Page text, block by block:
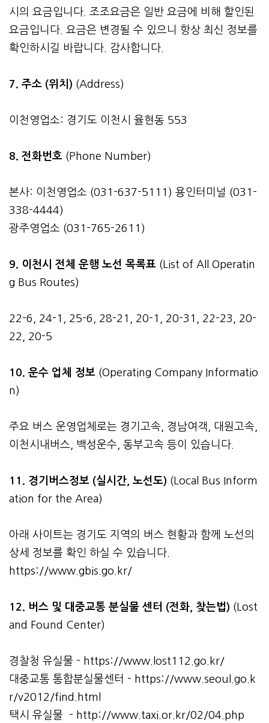
시의 요금입니다. 조조요금은 일반 요금에 비해 할인된
요금입니다. 요금은 변경될 수 있으니 항상 최신 정보를
확인하시길 바랍니다. 감사합니다.
7. 주소 (위치) (Address)
이천영업소: 경기도 이천시 율현동 553
8. 전화번호 (Phone Number)
본사: 이천영업소 (031-637-5111) 용인터미널 (031-
338-4444)
광주영업소 (031-765-2611)
9. 이천시 전체 운행 노선 목록표 (List of All Operatin
g Bus Routes)
22-6, 24-1, 25-6, 28-21, 20-1, 20-31, 22-23, 20-
22, 20-5
10. 운수 업체 정보 (Operating Company Informatio
n)
주요 버스 운영업체로는 경기고속, 경남여객, 대원고속,
이천시내버스, 백성운수, 동부고속 등이 있습니다.
11. 경기버스정보 (실시간, 노선도) (Local Bus Inform
ation for the Area)
아래 사이트는 경기도 지역의 버스 현황과 함께 노선의
상세 정보를 확인 하실 수 있습니다.
https://www.gbis.go.kr/
12. 버스 및 대중교통 분실물 센터 (전화, 찾는법) (Lost
and Found Center)
경찰청 유실물 - https://www.lost112.go.kr/
대중교통 통합분실물센터 - https://www.seoul.go.k
r/v2012/find.html
택시 유실물 - http://www.taxi.or.kr/02/04.php